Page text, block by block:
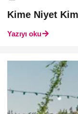
Kime Niyet
Yazıyı oku